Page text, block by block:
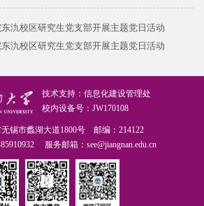
氿校区研究生党支部开展主题党日活动
氿校区研究生党支部开展主题党日活动
技术支持：信息化建设管理处
校内设备号：JW170108
锡市蠡湖大道1800号 邮编：214122
服务邮箱：see@jiangnan.edu.cn